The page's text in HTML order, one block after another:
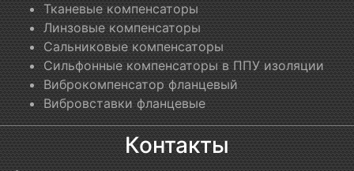
Тканевые компенсаторы
Линзовые компенсаторы
Сальниковые компенсаторы
Сильфонные компенсаторы в ППУ изоляции
Виброкомпенсатор фланцевый
Вибровставки фланцевые
Контакты